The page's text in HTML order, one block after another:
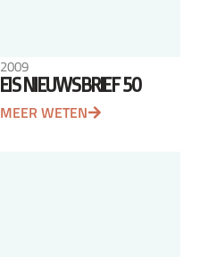
2009
EIS NIEUWSBRIEF 50
MEER WETEN